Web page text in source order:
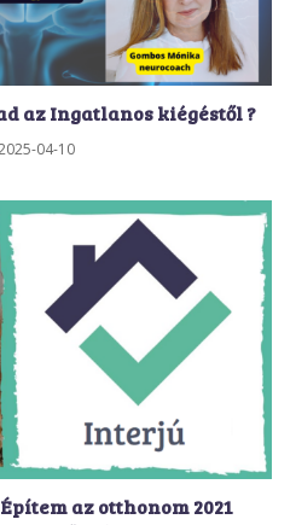
az Ingatlanos kiégéstől ?
04-10
az otthonom 2021